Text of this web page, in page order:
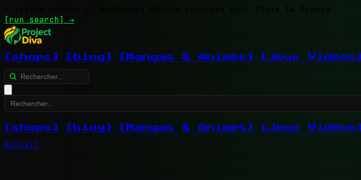
// Boutiques Mangas indexées dans toute la France
[run search] →
[shops] [blog] [Mangas & Animés] [Jeux Vidéos]
[shops] [blog] [Mangas & Animés] [Jeux Vidéos]
Accueil